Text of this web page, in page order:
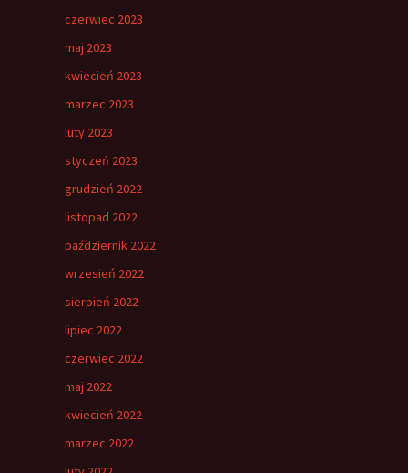
czerwiec 2023
maj 2023
kwiecień 2023
marzec 2023
luty 2023
styczeń 2023
grudzień 2022
listopad 2022
październik 2022
wrzesień 2022
sierpień 2022
lipiec 2022
czerwiec 2022
maj 2022
kwiecień 2022
marzec 2022